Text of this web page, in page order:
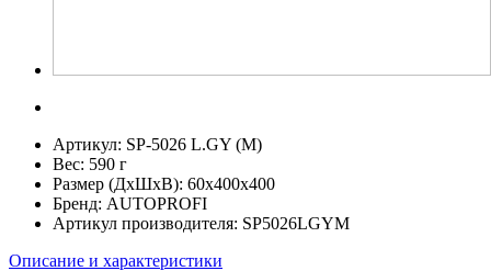
Артикул: SP-5026 L.GY (M)
Вес: 590 г
Размер (ДхШхВ): 60x400x400
Бренд: AUTOPROFI
Артикул производителя: SP5026LGYM
Описание и характеристики